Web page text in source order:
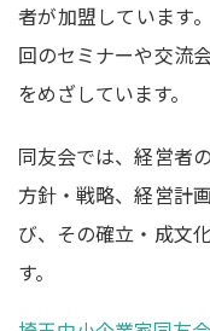
者が加盟しています
回のセミナーや交流
をめざしています。
同友会では、経営者
方針・戦略、経営計
び、その確立・成文
す。